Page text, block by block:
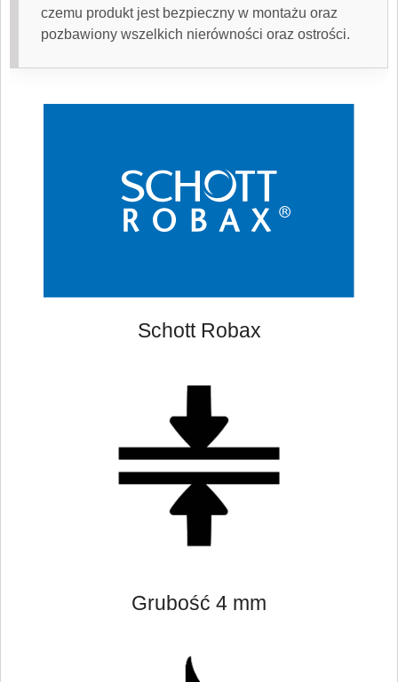
czemu produkt jest bezpieczny w montażu oraz
pozbawiony wszelkich nierówności oraz ostrości.
Schott Robax
Grubość 4 mm